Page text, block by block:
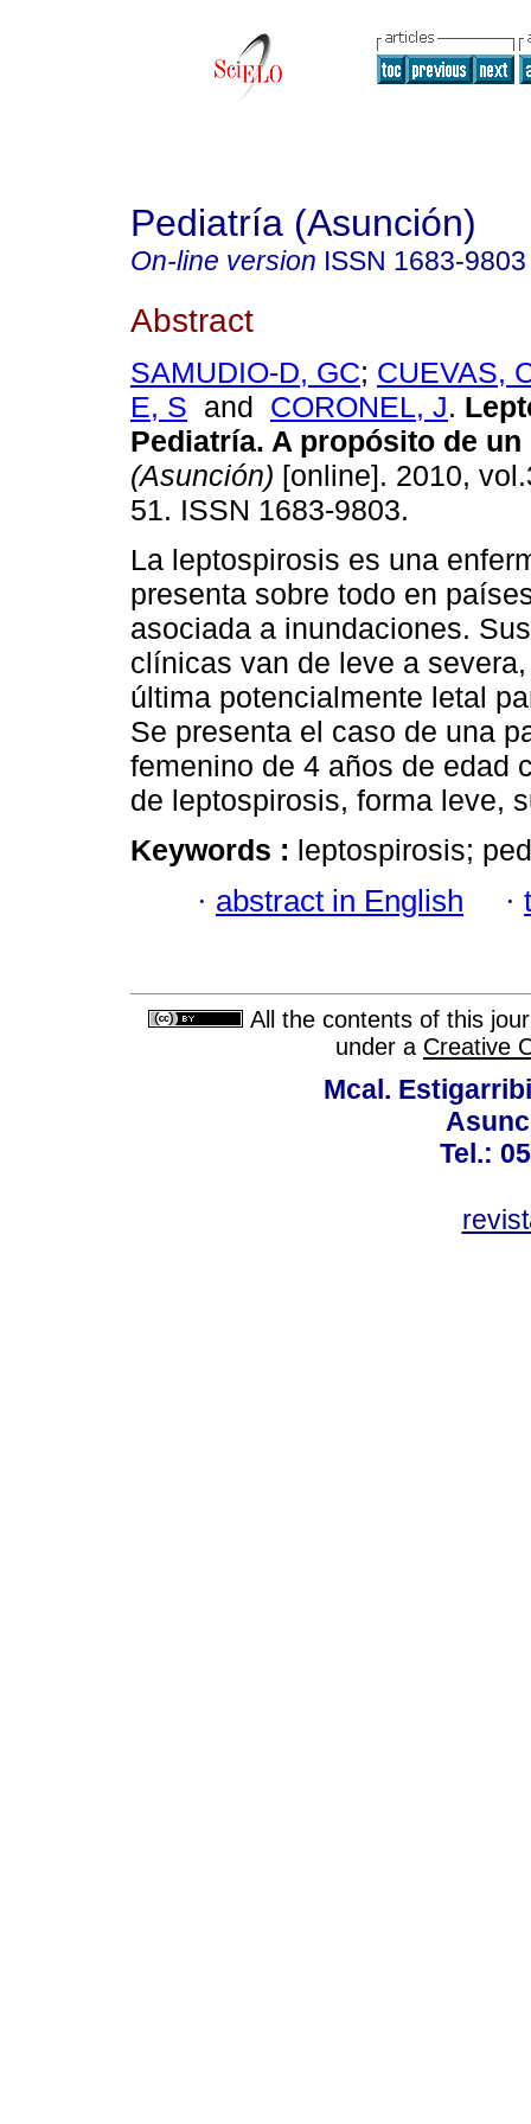
Pediatría (Asunción)
On-line version ISSN 1683-9803
Abstract
SAMUDIO-D, GC; CUEVAS,
E, S and CORONEL, J.
Pediatría. A propósito de un
(Asunción) [online]. 2010,
51. ISSN 1683-9803.
La leptospirosis es una
presenta sobre todo en
asociada a inundaciones.
clínicas van de leve a
última potencialmente letal
Se presenta el caso de una
femenino de 4 años de edad
de leptospirosis, forma leve,
Keywords : leptospirosis;
· abstract in English ·
All the contents of this
under a Creative
Mcal.
Tel.: